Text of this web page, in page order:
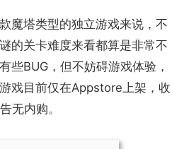
魔塔类型的独立游戏来说，不
的关卡难度来看都算是非常不
些BUG，但不妨碍游戏体验，
戏目前仅在Appstore上架，收
无内购。